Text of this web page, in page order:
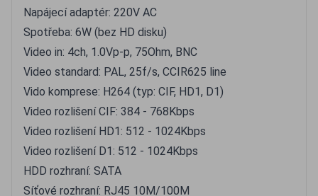
Napájecí adaptér: 220V AC
Spotřeba: 6W (bez HD disku)
Video in: 4ch, 1.0Vp-p, 75Ohm, BNC
Video standard: PAL, 25f/s, CCIR625 line
Vido komprese: H264 (typ: CIF, HD1, D1)
Video rozlišení CIF: 384 - 768Kbps
Video rozlišení HD1: 512 - 1024Kbps
Video rozlišení D1: 512 - 1024Kbps
HDD rozhraní: SATA
Síťové rozhraní: RJ45 10M/100M